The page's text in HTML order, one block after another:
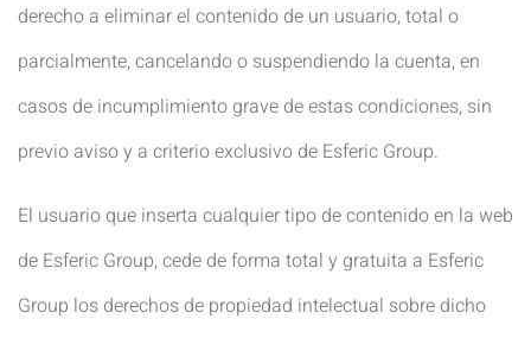
derecho a eliminar el contenido de un usuario, total o
parcialmente, cancelando o suspendiendo la cuenta, en
casos de incumplimiento grave de estas condiciones, sin
previo aviso y a criterio exclusivo de Esferic Group.
El usuario que inserta cualquier tipo de contenido en la web
de Esferic Group, cede de forma total y gratuita a Esferic
Group los derechos de propiedad intelectual sobre dicho